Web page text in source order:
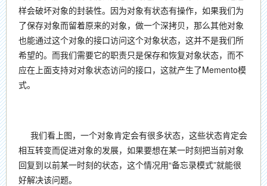
样会破坏对象的封装性。因为对象有状态有操作，如果我们为
了保存对象而留着原来的对象，做一个深拷贝，那么其他对象
也能通过这个对象的接口访问这个对象状态，这并不是我们所
希望的。而我们需要它的职责只是保存和恢复对象状态，而不
应在上面支持对对象状态访问的接口，这就产生了Memento模
式。
我们看上图，一个对象肯定会有很多状态，这些状态肯定会
相互转变而促进对象的发展，如果要想在某一时刻把当前对象
回复到以前某一时刻的状态，这个情况用“备忘录模式”就能很
好解决该问题。